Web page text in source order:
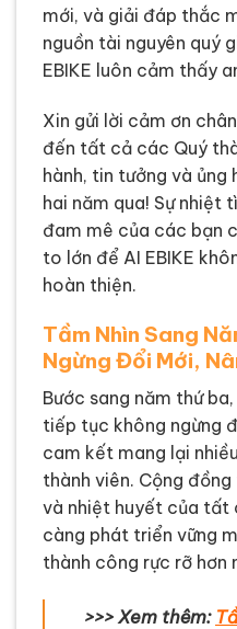
mới, và giải đáp thắc
nguồn tài nguyên quý
EBIKE luôn cảm thấy
Xin gửi lời cảm ơn
đến tất cả các Quý
hành, tin tưởng và
hai năm qua! Sự nhiệt
đam mê của các bạn
to lớn để AI EBIKE
hoàn thiện.
Tầm Nhìn Sang
Ngừng Đổi Mới,
Bước sang năm thứ
tiếp tục không ngừng
cam kết mang lại
thành viên. Cộng
và nhiệt huyết của tất
càng phát triển vững
thành công rực rỡ hơn
>>> Xem thêm: